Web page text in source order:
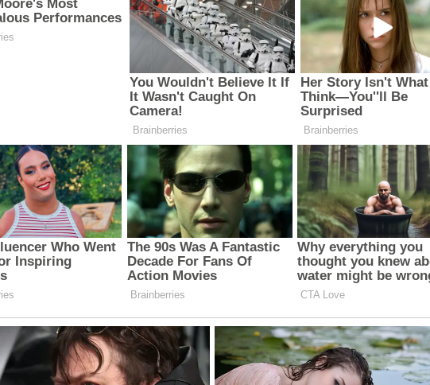
З'явилося відео знищеного ворожого